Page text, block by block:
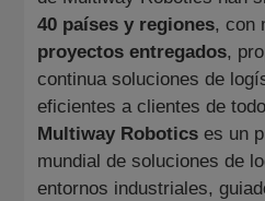
40 países y regiones, con
proyectos entregados,
continua soluciones de
eficientes a clientes de
Multiway Robotics es un
mundial de soluciones de
entornos industriales,